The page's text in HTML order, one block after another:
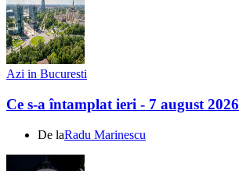
Azi in Bucuresti
Ce s-a întamplat ieri - 7 august
De laRadu Marinescu